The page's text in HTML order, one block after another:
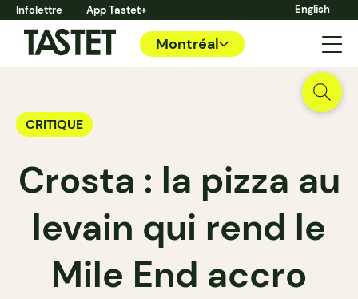
Infolettre App Tastet+ English
Montréal
CRITIQUE
Crosta : la pizza au
levain qui rend le
Mile End accro